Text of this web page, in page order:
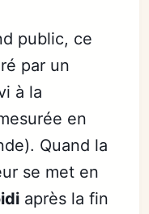
public, ce
par un
à la
en
Quand la
se met en
après la fin